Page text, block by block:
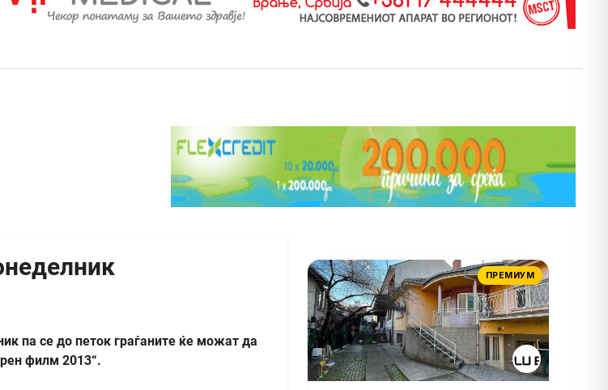
па се до петок граѓаните ќе можат да
филм 2013“.
ПРЕМИУМ